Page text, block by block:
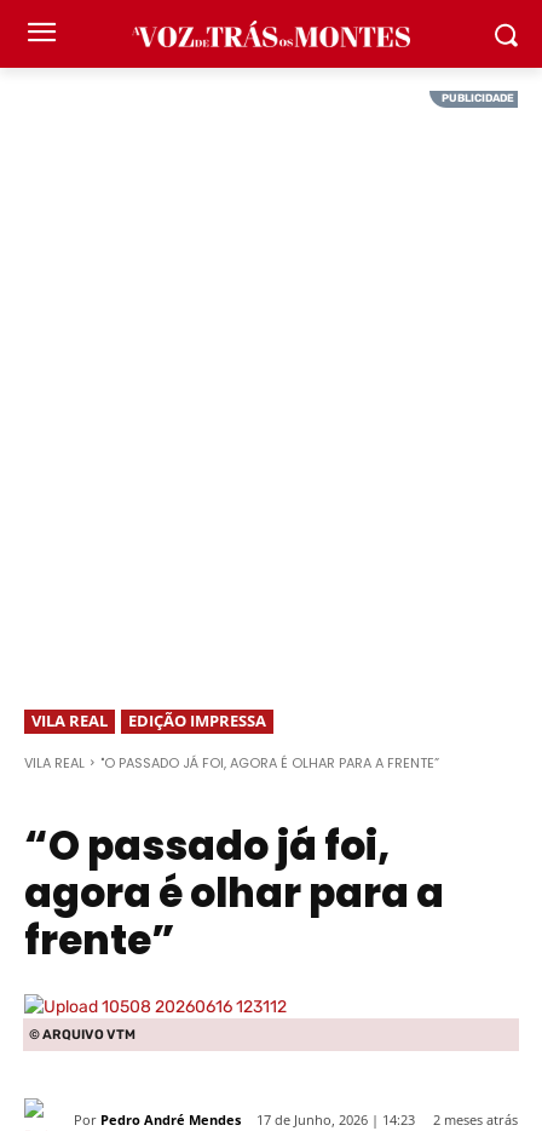
VILA REAL EDIÇÃO IMPRESSA
VILA REAL "O PASSADO JÁ FOI, AGORA É OLHAR PARA A FRENTE”
“O passado já foi,
agora é olhar para a
frente”
© ARQUIVO VTM
Por Pedro André Mendes 17 de Junho, 2026 | 14:23 2 meses atrás